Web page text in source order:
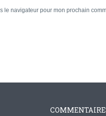
le navigateur pour mon prochain